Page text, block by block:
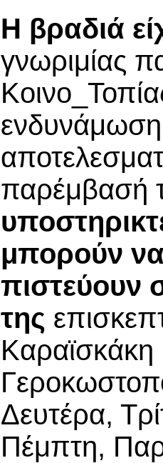
Η βραδιά
γνωριμίας
ενδυνάμωση
παρέμβασή
μπορούν
πιστεύουν
της
Καραϊσκάκη
Δευτέρα,
Πέμπτη,